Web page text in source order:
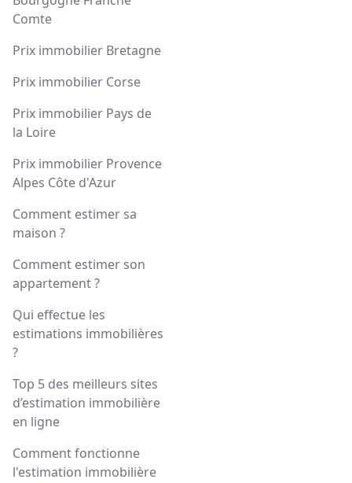
Comte
Prix immobilier Bretagne
Prix immobilier Corse
Prix immobilier Pays de
la Loire
Prix immobilier Provence
Alpes Côte d'Azur
Comment estimer sa
maison ?
Comment estimer son
appartement ?
Qui effectue les
estimations immobilières
?
Top 5 des meilleurs sites
d’estimation immobilière
en ligne
Comment fonctionne
l'estimation immobilière